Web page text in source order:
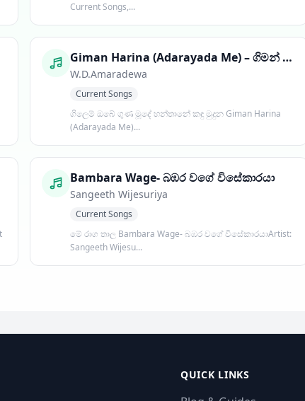
Current Songs,...
Giman Harina (Adarayada Me) – ගිමන් හරින
W.D.Amaradewa
Current Songs
ගිලෙම් ඔබේ ගුණ මූදේ හන්තානේ කඳු මුදුන Giman Harina
(Adarayada Me)...
Bambara Wage- බඹර වගේ විසේකාරයා
Sangeeth Wijesuriya
Current Songs
මේ රාග තාල Bambara Wage- බඹර වගේ විසේකාරයාArtist:
Sangeeth Wijesu...
QUICK LINKS